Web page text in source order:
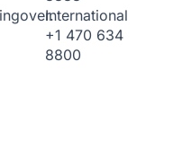
International
+1 470 634
8800